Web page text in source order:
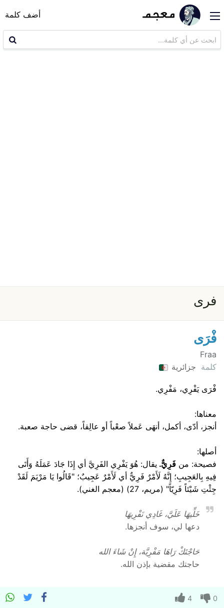
أضف كلمة
فرى
فْرَى
Fraa
كلمة جزائرية
فْرَى يَفْرِي، مَفْرِي.
معناها:
أنجز، أدّى، أكمل، أنهَى عَملاً صعْباً أو عالِقاً، قضى حاجة صعبة.
أصلها:
فصيحة: من فَرِيٌّ. يقال: هُوَ يَفْرِي الفَرِيَّ أي إِذَا جَادَ عَمَلَهُ وَأَتَى
فِيهِ بِالعَجِيبِ؛ إِنَّهُ لَأَمْرٌ فَرِيٌّ أي لَأَمْرٌ عَجِيبٌ؛ "قَالُوا يَا مَرْيَمَ لَقَدْ
جِئْتِ شَيْئاً فَرِيّاً" (مريم، 27) (معجم الغني).
خَلِّيهَا عَلَيَّ، غَادِي نَفْرِيهَا
دعها لي، سوف أنجزها.
حَاجْتَكْ رَاهَا مَفْرِيَّة، إِنْ شَاءَ الله
حاجتك مقضية بإذن الله.
0
4